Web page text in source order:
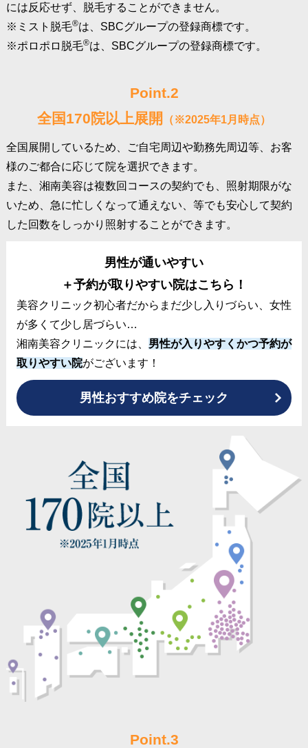
には反応せず、脱毛することができません。
※ミスト脱毛®は、SBCグループの登録商標です。
※ポロポロ脱毛®は、SBCグループの登録商標です。
Point.2
全国170院以上展開
（※2025年1月時点）
全国展開しているため、ご自宅周辺や勤務先周辺等、お客
様のご都合に応じて院を選択できます。
また、湘南美容は複数回コースの契約でも、照射期限がな
いため、急に忙しくなって通えない、等でも安心して契約
した回数をしっかり照射することができます。
男性が通いやすい
＋予約が取りやすい院はこちら！
美容クリニック初心者だからまだ少し入りづらい、女性
が多くて少し居づらい…
湘南美容クリニックには、 男性が入りやすくかつ予約が
取りやすい院がございます！
男性おすすめ院をチェック
Point.3